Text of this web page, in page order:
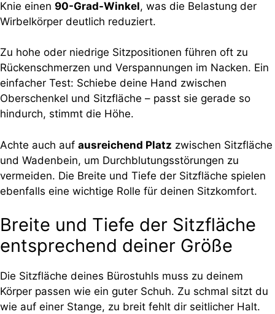
Knie einen 90-Grad-Winkel, was die Belastung der
Wirbelkörper deutlich reduziert.
Zu hohe oder niedrige Sitzpositionen führen oft zu
Rückenschmerzen und Verspannungen im Nacken. Ein
einfacher Test: Schiebe deine Hand zwischen
Oberschenkel und Sitzfläche – passt sie gerade so
hindurch, stimmt die Höhe.
Achte auch auf ausreichend Platz zwischen Sitzfläche
und Wadenbein, um Durchblutungsstörungen zu
vermeiden. Die Breite und Tiefe der Sitzfläche spielen
ebenfalls eine wichtige Rolle für deinen Sitzkomfort.
Breite und Tiefe der Sitzfläche
entsprechend deiner Größe
Die Sitzfläche deines Bürostuhls muss zu deinem
Körper passen wie ein guter Schuh. Zu schmal sitzt du
wie auf einer Stange, zu breit fehlt dir seitlicher Halt.